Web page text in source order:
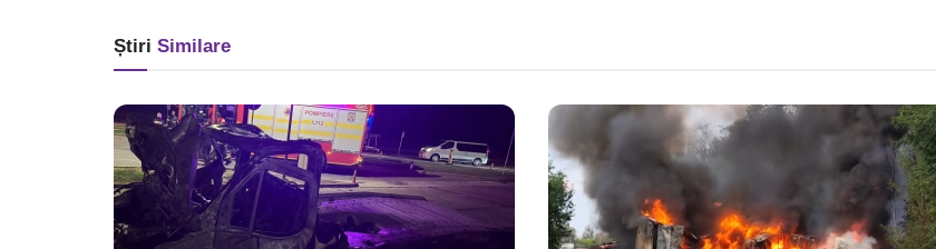
Știri Similare